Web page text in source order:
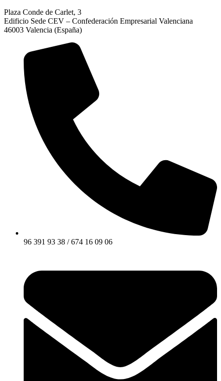
Plaza Conde de Carlet, 3
Edificio Sede CEV – Confederación Empresarial Valenciana
46003 Valencia (España)
96 391 93 38 / 674 16 09 06